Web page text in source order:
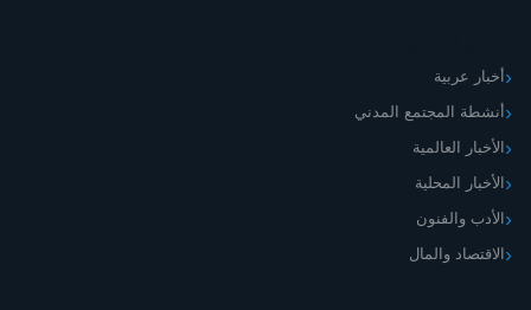
أخبار عربية
أنشطة المجتمع المدني
الأخبار العالمية
الأخبار المحلية
الأدب والفنون
الاقتصاد والمال